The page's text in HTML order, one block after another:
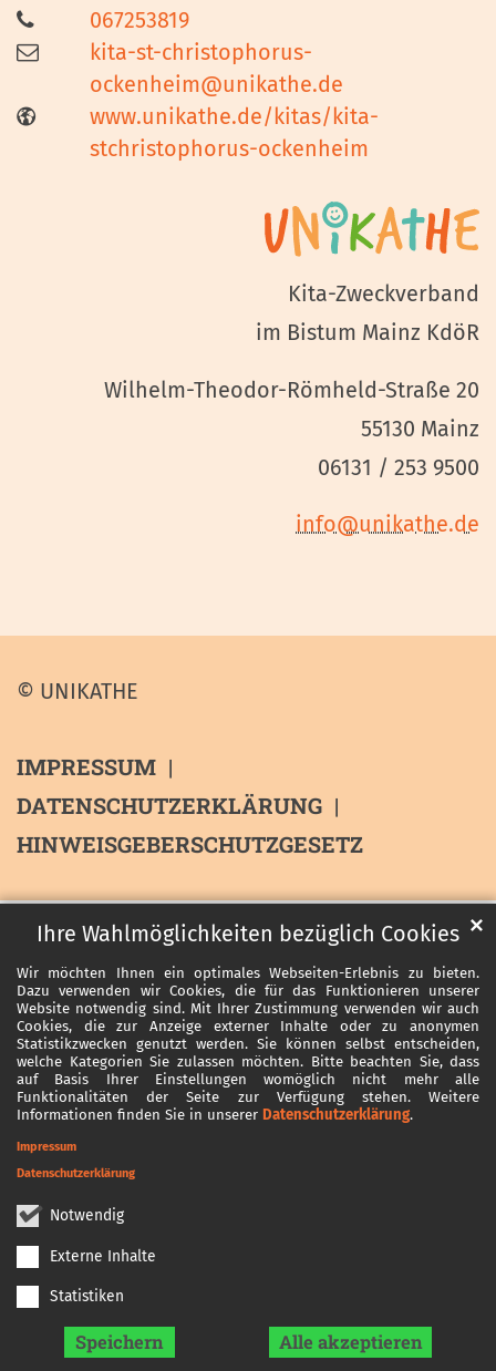
Ihre Wahlmöglichkeiten bezüglich Cookies
Wir möchten Ihnen ein optimales Webseiten-Erlebnis zu bieten.
Dazu verwenden wir Cookies, die für das Funktionieren unserer
Website notwendig sind. Mit Ihrer Zustimmung verwenden wir auch
Cookies, die zur Anzeige externer Inhalte oder zu anonymen
Statistikzwecken genutzt werden. Sie können selbst entscheiden,
welche Kategorien Sie zulassen möchten. Bitte beachten Sie, dass
auf Basis Ihrer Einstellungen womöglich nicht mehr alle
Funktionalitäten der Seite zur Verfügung stehen. Weitere
Informationen finden Sie in unserer Datenschutzerklärung.
Notwendig
Externe Inhalte
Statistiken
Speichern Alle akzeptieren
✕
Impressum
Datenschutzerklärung
067253819
kita-st-christophorus-
ockenheim@unikathe.de
www.unikathe.de/kitas/kita-
stchristophorus-ockenheim
Kita-Zweckverband
im Bistum Mainz KdöR
Wilhelm-Theodor-Römheld-Straße 20
55130 Mainz
06131 / 253 9500
info@unikathe.de
IMPRESSUM
DATENSCHUTZERKLÄRUNG
HINWEISGEBERSCHUTZGESETZ
© UNIKATHE